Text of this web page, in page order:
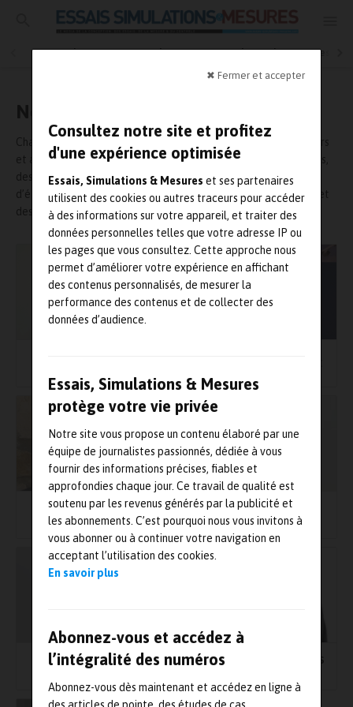
✖ Fermer et accepter
Consultez notre site et profitez
d'une expérience optimisée
Essais, Simulations & Mesures et ses partenaires
utilisent des cookies ou autres traceurs pour accéder
à des informations sur votre appareil, et traiter des
données personnelles telles que votre adresse IP ou
les pages que vous consultez. Cette approche nous
permet d’améliorer votre expérience en affichant
des contenus personnalisés, de mesurer la
performance des contenus et de collecter des
données d’audience.
Essais, Simulations & Mesures
protège votre vie privée
Notre site vous propose un contenu élaboré par une
équipe de journalistes passionnés, dédiée à vous
fournir des informations précises, fiables et
approfondies chaque jour. Ce travail de qualité est
soutenu par les revenus générés par la publicité et
les abonnements. C’est pourquoi nous vous invitons à
vous abonner ou à continuer votre navigation en
acceptant l’utilisation des cookies.
En savoir plus
Abonnez-vous et accédez à
l’intégralité des numéros
Abonnez-vous dès maintenant et accédez en ligne à
Essais physiques Simulation Contrôle Qualité Mesures
Nos intervenants
Chaque trimestre, retrouvez les différents contributeurs, auteurs
et autres collaborateurs du magazine. Parmi eux, des industriels,
des responsables essais, métrologie, simulation et bureaux
d’études qui s’expriment à travers des tribunes, des interviews et
des avis d’expert.
Didier Large – NAFEMS
FRANCE
Daniel Leroy – ALLIANTECH
Francisco Chinesta – ESI
GROUP
Alain Bettacchioli – THALES